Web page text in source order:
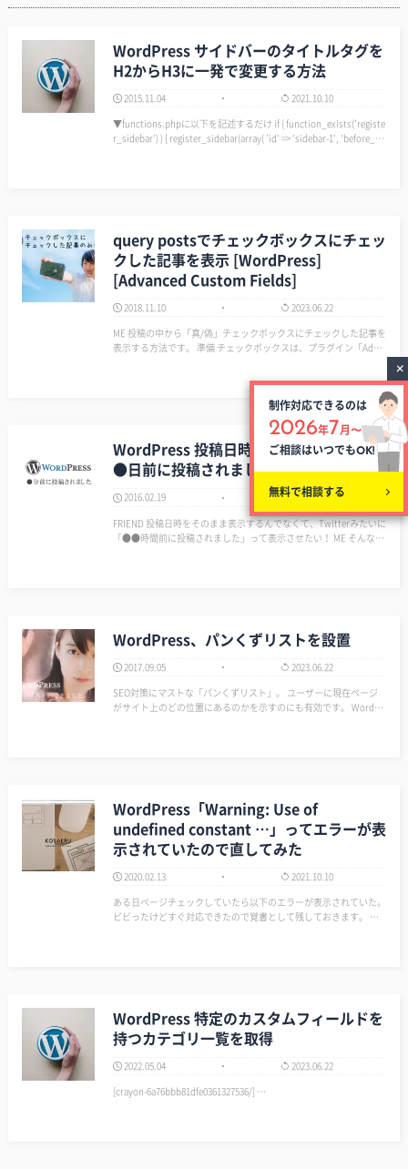
WordPress サイドバーのタイトルタグを
H2からH3に一発で変更する方法
2015.11.04
2021.10.10
▼functions.phpに以下を記述するだけ if ( function_exists('registe
r_sidebar') ) { register_sidebar(array( 'id' => 'sidebar-1', 'before_wi
query postsでチェックボックスにチェッ
クした記事を表示 [WordPress]
[Advanced Custom Fields]
2018.11.10
2023.06.22
ME 投稿の中から「真/偽」チェックボックスにチェックした記事を
表示する方法です。 準備 チェックボックスは、プラグイン「Adva
WordPress 投稿日時ではなく「●分前、
●日前に投稿されました」とする
2016.02.19
2021.10.10
FRIEND 投稿日時をそのまま表示するんでなくて、Twitterみたいに
「●●時間前に投稿されました」って表示させたい！ ME そんなYo
WordPress、パンくずリストを設置
2017.09.05
2023.06.22
SEO対策にマストな「パンくずリスト」。 ユーザーに現在ページ
がサイト上のどの位置にあるのかを示すのにも有効です。 WordPr
WordPress「Warning: Use of
undefined constant …」ってエラーが表
示されていたので直してみた
2020.02.13
2021.10.10
ある日ページチェックしていたら以下のエラーが表示されていた。
ビビったけどすぐ対応できたので覚書として残しておきます。 ▼
WordPress 特定のカスタムフィールドを
持つカテゴリ一覧を取得
2022.05.04
2023.06.22
[crayon-6a76bbb81dfe0361327536/] …
制作対応できるのは
2026年7月〜
ご相談はいつでもOK!
無料で相談する